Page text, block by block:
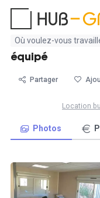
Aucun
résultat
trouvé
Location d'un
équipé
Partager
Location
Photos